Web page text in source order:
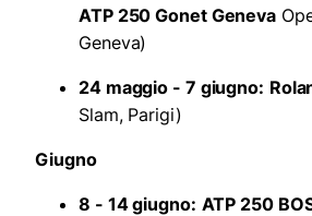
ATP 250Gonet Geneva
Geneva)
24 maggio - 7 giugno:
Slam, Parigi)
Giugno
8 - 14 giugno: ATP 250